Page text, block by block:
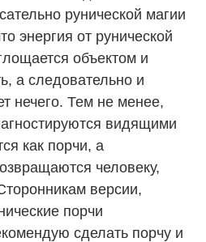
рунической магии
энергия от рунической
объектом и
а следовательно и
нечего. Тем не менее,
видящими
как порчи, а
человеку,
версии,
порчи
сделать порчу и